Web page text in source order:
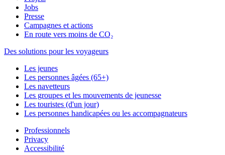
Jobs
Presse
Campagnes et actions
En route vers moins de CO₂
Des solutions pour les voyageurs
Les jeunes
Les personnes âgées (65+)
Les navetteurs
Les groupes et les mouvements de jeunesse
Les touristes (d'un jour)
Les personnes handicapées ou les accompagnateurs
Professionnels
Privacy
Accessibilité